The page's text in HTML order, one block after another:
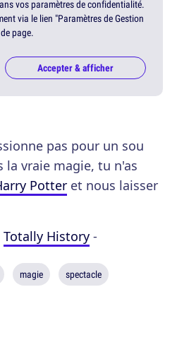
vos paramètres de confidentialité.
via le lien "Paramètres de Gestion
page.
Accepter & afficher
pas pour un sou
la vraie magie, tu n'as
Potter et nous laisser
Totally History -
magie spectacle